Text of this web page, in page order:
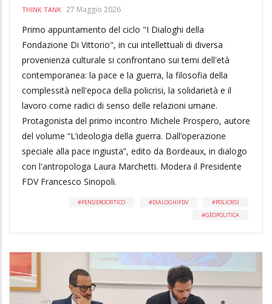
THINK TANK 27 Maggio 2026
Primo appuntamento del ciclo "I Dialoghi della
Fondazione Di Vittorio", in cui intellettuali di diversa
provenienza culturale si confrontano sui temi dell'età
contemporanea: la pace e la guerra, la filosofia della
complessità nell'epoca della policrisi, la solidarietà e il
lavoro come radici di senso delle relazioni umane.
Protagonista del primo incontro Michele Prospero, autore
del volume “L’ideologia della guerra. Dall’operazione
speciale alla pace ingiusta”, edito da Bordeaux, in dialogo
con l'antropologa Laura Marchetti. Modera il Presidente
FDV Francesco Sinopoli.
PENSIEROCRITICO DIALOGHIFDV
POLICRISI
GEOPOLITICA